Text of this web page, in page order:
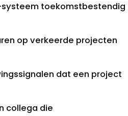
systeem toekomstbestendig
op verkeerde projecten
dat een project
collega die